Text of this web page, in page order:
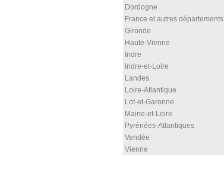
Dordogne
France et autres départements
Gironde
Haute-Vienne
Indre
Indre-et-Loire
Landes
Loire-Atlantique
Lot-et-Garonne
Maine-et-Loire
Pyrénées-Atlantiques
Vendée
Vienne